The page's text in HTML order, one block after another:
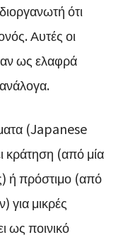
ότι
Αυτές οι
ως ελαφρά
(Japanese
(από μία
ή πρόστιμο (από
για μικρές
ως ποινικό